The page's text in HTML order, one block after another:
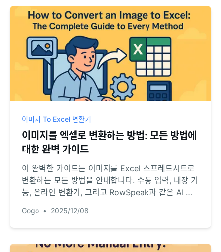
이미지 To Excel 변환기
이미지를 엑셀로 변환하는 방법: 모든 방법에
대한 완벽 가이드
이 완벽한 가이드는 이미지를 Excel 스프레드시트로
변환하는 모든 방법을 안내합니다. 수동 입력, 내장 기
능, 온라인 변환기, 그리고 RowSpeak과 같은 AI 기
확하게 추출하고 오늘 당장 데이터 워크플로우를 자동
화하는 단계별 방법을 배워보세요.
Gogo • 2025/12/08